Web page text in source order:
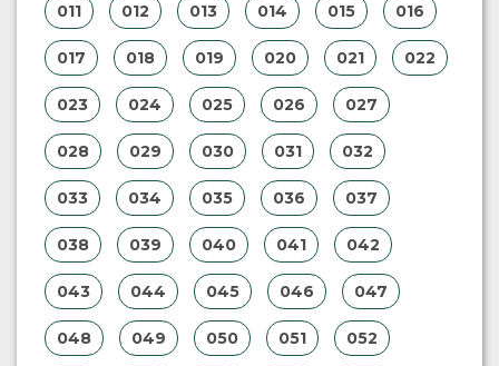
011 012 013 014 015 016
017 018 019 020 021 022
023 024 025 026 027
028 029 030 031 032
033 034 035 036 037
038 039 040 041 042
043 044 045 046 047
048 049 050 051 052